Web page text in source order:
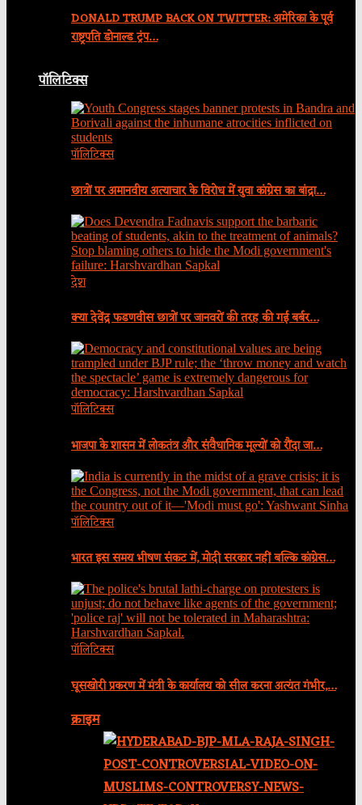
DONALD TRUMP BACK ON TWITTER: अमेरिका के पूर्व
राष्ट्रपति डोनाल्ड ट्रंप…
पॉलिटिक्स
पॉलिटिक्स
छात्रों पर अमानवीय अत्याचार के विरोध में युवा कांग्रेस का बांद्रा…
देश
क्या देवेंद्र फडणवीस छात्रों पर जानवरों की तरह की गई बर्बर…
पॉलिटिक्स
भाजपा के शासन में लोकतंत्र और संवैधानिक मूल्यों को रौंदा जा…
पॉलिटिक्स
भारत इस समय भीषण संकट में, मोदी सरकार नहीं बल्कि कांग्रेस…
पॉलिटिक्स
घूसखोरी प्रकरण में मंत्री के कार्यालय को सील करना अत्यंत गंभीर,…
क्राइम